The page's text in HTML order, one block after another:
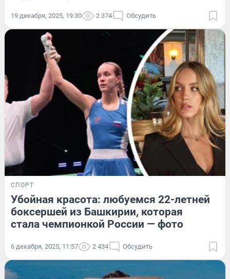
19 декабря, 2025, 19:30 2 374 Обсудить
СПОРТ
Убойная красота: любуемся 22-летней
боксершей из Башкирии, которая
стала чемпионкой России — фото
6 декабря, 2025, 11:57 2 434 Обсудить